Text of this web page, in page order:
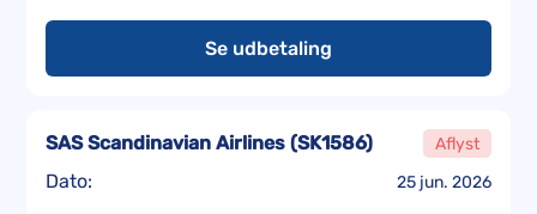
Se udbetaling
Dato: 25 jun. 2026
SAS Scandinavian Airlines (SK1586) Aflyst